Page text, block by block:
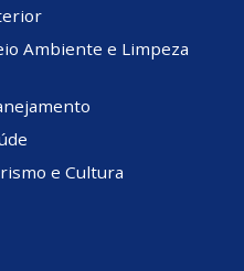
Ambiente e Limpeza
e Cultura